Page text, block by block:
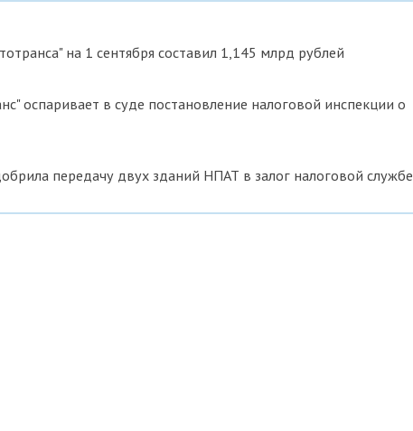
на 1 сентября составил 1,145 млрд рублей
оспаривает в суде постановление налоговой инспекции о
передачу двух зданий НПАТ в залог налоговой службе